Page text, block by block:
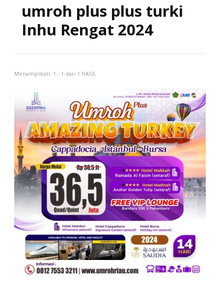
umroh plus plus turki
Inhu Rengat 2024
Menampilkan: 1 - 1 dari 1 HASIL